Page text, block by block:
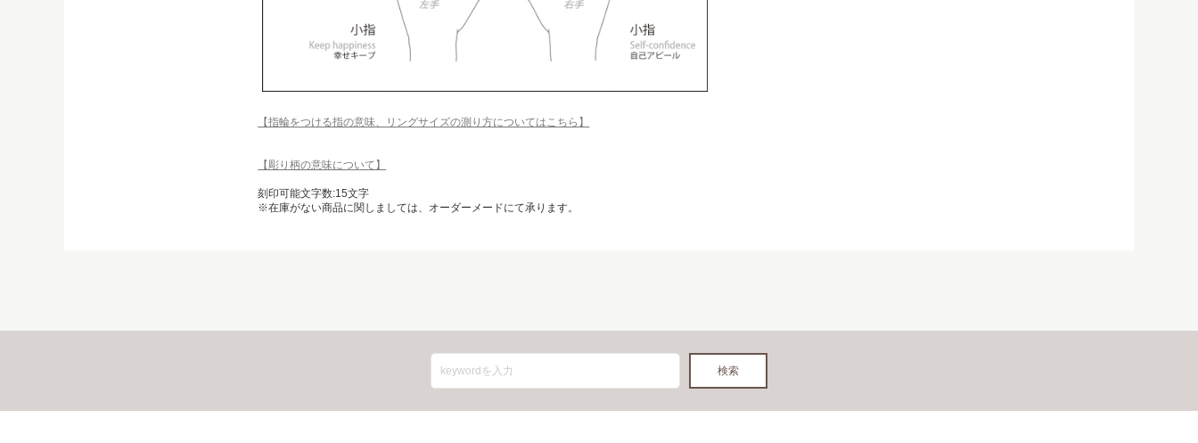
【指輪をつける指の意味、リングサイズの測り方についてはこちら】
【彫り柄の意味について】
刻印可能文字数:15文字
※在庫がない商品に関しましては、オーダーメードにて承ります。